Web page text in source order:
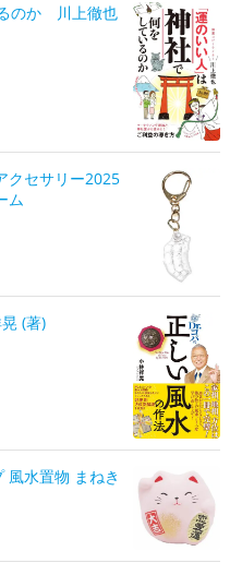
のか 川上徹也
クセサリー2025
ム
(著)
風水置物 まねき